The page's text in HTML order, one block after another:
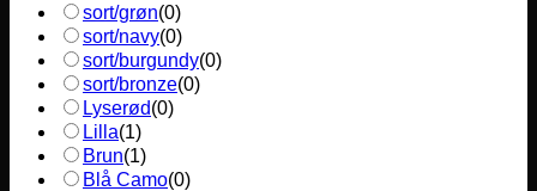
sort/grøn(0)
sort/navy(0)
sort/burgundy(0)
sort/bronze(0)
Lyserød(0)
Lilla(1)
Brun(1)
Blå Camo(0)